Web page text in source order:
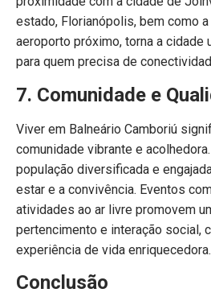
estado, Florianópolis, bem como
aeroporto próximo, torna a cidade
para quem precisa de
7. Comunidade e
Viver em Balneário Camboriú
comunidade vibrante e
população diversificada e
estar e a convivência. Eventos
atividades ao ar livre promovem
pertencimento e interação social,
experiência de vida enriquecedora.
Conclusão